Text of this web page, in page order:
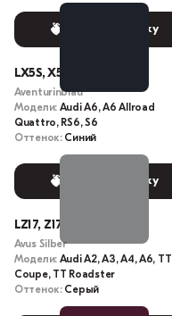
Выбрать краску
LX5S, X5S, 7Y
Aventurinblau
Модели: Audi A6, A6 Allroad
Quattro, RS6, S6
Оттенок: Синий
Выбрать краску
LZ17, Z17
Avus Silber
Модели: Audi A2, A3, A4, A6, TT
Coupe, TT Roadster
Оттенок: Серый